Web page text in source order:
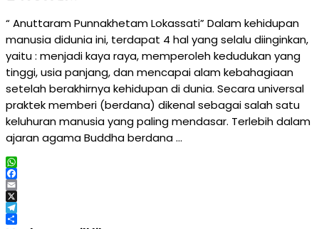
“ Anuttaram Punnakhetam Lokassati” Dalam kehidupan
manusia didunia ini, terdapat 4 hal yang selalu diinginkan,
yaitu : menjadi kaya raya, memperoleh kedudukan yang
tinggi, usia panjang, dan mencapai alam kebahagiaan
setelah berakhirnya kehidupan di dunia. Secara universal
praktek memberi (berdana) dikenal sebagai salah satu
keluhuran manusia yang paling mendasar. Terlebih dalam
ajaran agama Buddha berdana …
WhatsApp
Facebook
Email
X
Telegram